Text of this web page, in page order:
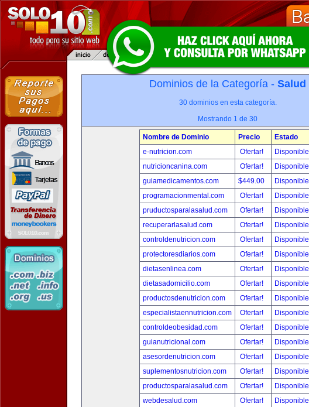
Dominios de la Categoría - Salud
30 dominios en esta categoría.
Mostrando 1 de 30
Nombre de Dominio Precio
Estado
e-nutricion.com
Ofertar!
Disponible
nutricioncanina.com
Ofertar!
Disponible
guiamedicamentos.com
$449.00
Disponible
programacionmental.com
Ofertar!
Disponible
pruductosparalasalud.com
Ofertar!
Disponible
recuperarlasalud.com
Ofertar!
Disponible
controldenutricion.com
Ofertar!
Disponible
protectoresdiarios.com
Ofertar!
Disponible
dietasenlinea.com
Ofertar!
Disponible
dietasadomicilio.com
Ofertar!
Disponible
productosdenutricion.com
Ofertar!
Disponible
especialistaennutricion.com
Ofertar!
Disponible
controldeobesidad.com
Ofertar!
Disponible
guianutricional.com
Ofertar!
Disponible
asesordenutricion.com
Ofertar!
Disponible
suplementosnutricion.com
Ofertar!
Disponible
productosparalasalud.com
Ofertar!
Disponible
webdesalud.com
Ofertar!
Disponible